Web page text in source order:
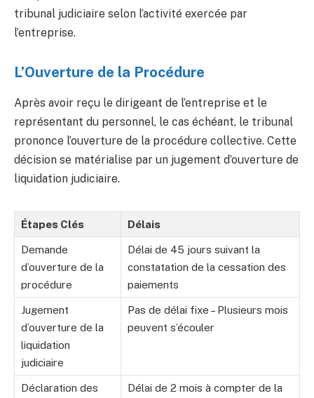
tribunal judiciaire selon l’activité exercée par
l’entreprise.
L’Ouverture de la Procédure
Après avoir reçu le dirigeant de l’entreprise et le
représentant du personnel, le cas échéant, le tribunal
prononce l’ouverture de la procédure collective. Cette
décision se matérialise par un jugement d’ouverture de
liquidation judiciaire.
Étapes Clés Délais
Demande
d’ouverture de la
procédure
Délai de 45 jours suivant la
constatation de la cessation des
paiements
Jugement
d’ouverture de la
liquidation
judiciaire
Pas de délai fixe – Plusieurs mois
peuvent s’écouler
Déclaration des
Délai de 2 mois à compter de la